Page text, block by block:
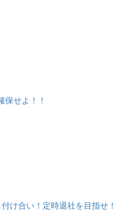
保せよ！！
け合い！定時退社を目指せ！